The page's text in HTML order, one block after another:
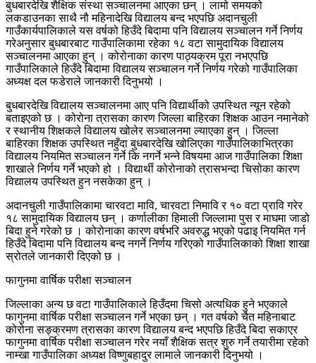
बुधबारदेखि शैक्षिक संस्था सञ्चालनमा आएका छन् । लामो समयको
लकडाउनका साथै नौ महिनादेखि विद्यालय बन्द भएपछि अदानचुली
गाउँकार्यपालिकाले यस वर्षको हिउँदे बिदामा पनि विद्यालय सञ्चालन गर्ने निर्णय
गरेअनुसार बुधबारबाट गाउँपालिकामा रहेका १८ वटा सामुदायिक विद्यालय
सञ्चालनमा आएका हुन् । कोरोनाका कारण पाठ्यक्रम पूरा नभएपछि
गाउँपालिकाले हिउँदे बिदामा विद्यालय सञ्चालन गर्ने निर्णय गरेको गाउँपालिका
अध्यक्ष दल फडेराले जानकारी दिनुभयो ।
बुधबारदेखि विद्यालय सञ्चालनमा आए पनि विद्यार्थीको उपस्थित न्यून रहेको
बताइएको छ । कोरोना त्रासका कारण जिल्ला बाहिरका शिक्षक आउन नमानेको
र स्थानीय शिक्षकले विद्यालय खोलेर सञ्चालनमा ल्याएका हुन् । जिल्ला
बाहिरका शिक्षक उपस्थित नहुँदा बुधबारदेखि खोलिएका गाउँपालिकाभित्रका
विद्यालय नियमित सञ्चालन गर्ने कि नगर्ने भन्ने विषयमा आज गाउँपालिका शिक्षा
शाखाले निर्णय गर्ने भएको हो । विद्यार्थी कोरोनाको त्रासभन्दा चिसोका कारण
विद्यालय उपस्थित हुन नसकेका हुन् ।
अदानचुली गाउँपालिकामा चारवटा मावि, चारवटा निमावि र १० वटा प्रावि गरेर
१८ सामुदायिक विद्यालय छन् । कर्णालीका हिमाली जिल्लामा पुस र माघमा जाडो
बिदा हुने गरेको छ । कोरोनाका कारण वर्षभरि अवरुद्ध भएको पढाइ नियमित गर्न
हिउँदे बिदामा पनि विद्यालय बन्द नगर्ने निर्णय गरिएको गाउँपालिकाको शिक्षा शाखा
स्रोतले जानकारी दिएको छ ।
फागुनमा वार्षिक परीक्षा सञ्चालन
जिल्लाका अन्य छ वटा गाउँपालिकाले हिउँदमा चिसो अत्यधिक हुने भएकाले
फागुनमा वार्षिक परीक्षा सञ्चालन गर्ने भएका छन् । गत वर्षको चैत महिनाबाट
कोरोना सङ्क्रमण त्रासका कारण विद्यालय बन्द भएपछि हिउँदे बिदा सकाएर
फागुनमा वार्षिक परीक्षा सञ्चालन गरेर नयाँ शैक्षिक सत्र शुरु गर्ने तयारीमा रहेको
नाम्खा गाउँपालिका अध्यक्ष विष्णुबहादुर लामाले जानकारी दिनुभयो ।